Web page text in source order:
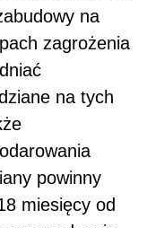
na
zagrożenia
na tych
powinny
miesięcy od